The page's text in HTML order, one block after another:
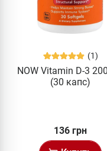
(1)
NOW Vitamin D-3
(30 капс)
136 грн